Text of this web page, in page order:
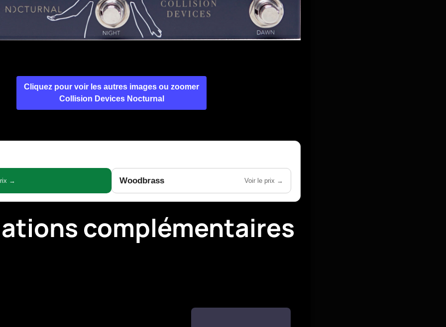
Cliquez pour voir les autres images ou zoomer
Collision Devices Nocturnal
→ Woodbrass Voir le prix →
complémentaires